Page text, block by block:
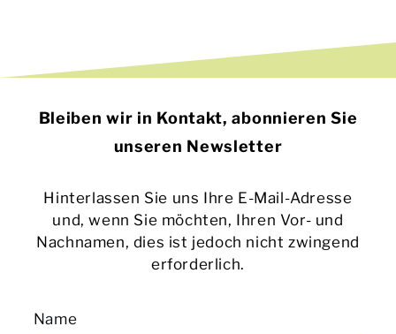
Bleiben wir in Kontakt, abonnieren Sie
unseren Newsletter
Hinterlassen Sie uns Ihre E-Mail-Adresse
und, wenn Sie möchten, Ihren Vor- und
Nachnamen, dies ist jedoch nicht zwingend
erforderlich.
Name